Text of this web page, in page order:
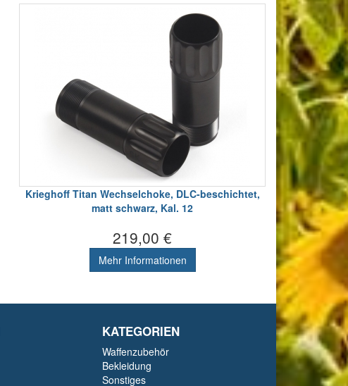
Krieghoff Titan Wechselchoke, DLC-beschichtet,
matt schwarz, Kal. 12
219,00 €
Mehr Informationen
KATEGORIEN
Waffenzubehör
Bekleidung
Sonstiges